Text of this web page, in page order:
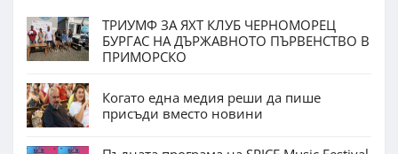
ТРИУМФ ЗА ЯХТ КЛУБ ЧЕРНОМОРЕЦ
БУРГАС НА ДЪРЖАВНОТО ПЪРВЕНСТВО В
ПРИМОРСКО
Когато една медия реши да пише
присъди вместо новини